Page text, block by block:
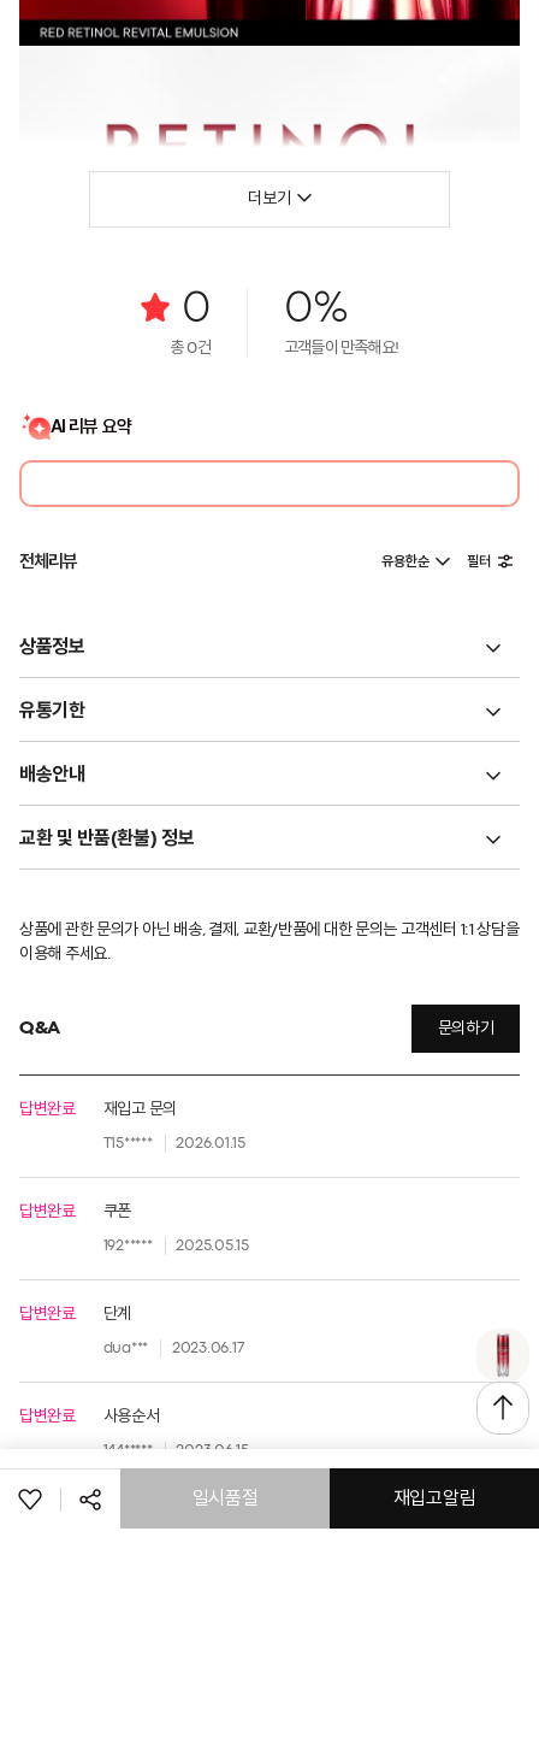
일시품절 재입고알림
더보기
0
총0건
0%
고객들이 만족해요!
AI 리뷰 요약
전체리뷰 유용한순 필터
상품정보
유통기한
배송안내
교환 및 반품(환불) 정보
상품에 관한 문의가 아닌 배송, 결제, 교환/반품에 대한 문의는 고객센터 1:1 상담을
이용해 주세요.
Q&A 문의하기
답변완료 재입고 문의
T15***** 2026.01.15
답변완료 쿠폰
192***** 2025.05.15
답변완료 단계
dua*** 2023.06.17
답변완료 사용순서
144***** 2023.06.15